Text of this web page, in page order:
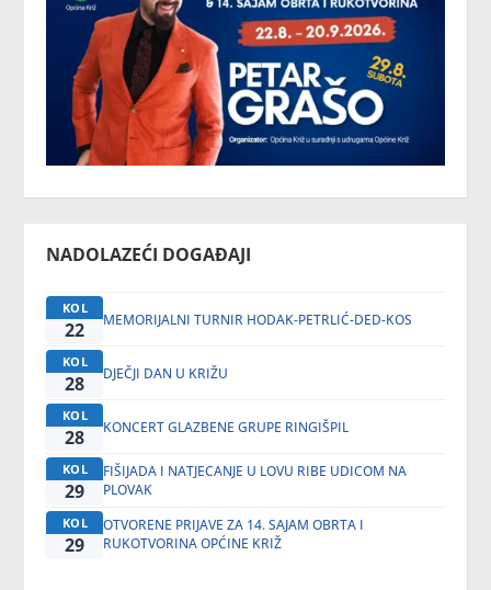
NADOLAZEĆI DOGAĐAJI
KOL
22 MEMORIJALNI TURNIR HODAK-PETRLIĆ-DED-KOS
KOL
28 DJEČJI DAN U KRIŽU
KOL
28 KONCERT GLAZBENE GRUPE RINGIŠPIL
KOL
29
FIŠIJADA I NATJECANJE U LOVU RIBE UDICOM NA
PLOVAK
KOL
29
OTVORENE PRIJAVE ZA 14. SAJAM OBRTA I
RUKOTVORINA OPĆINE KRIŽ